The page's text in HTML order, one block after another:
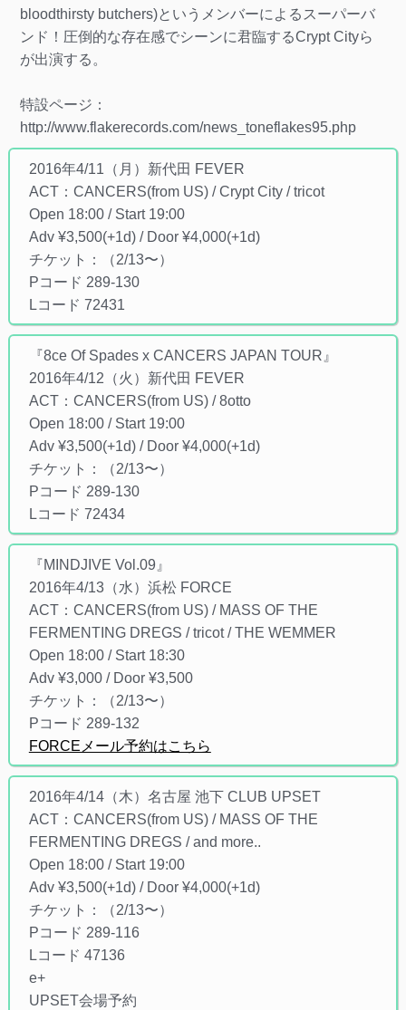
bloodthirsty butchers)というメンバーによるスーパーバ
ンド！圧倒的な存在感でシーンに君臨するCrypt Cityら
が出演する。
特設ページ：
http://www.flakerecords.com/news_toneflakes95.php
2016年4/11（月）新代田 FEVER
ACT：CANCERS(from US) / Crypt City / tricot
Open 18:00 / Start 19:00
Adv ¥3,500(+1d) / Door ¥4,000(+1d)
チケット：（2/13〜）
Pコード 289-130
Lコード 72431
『8ce Of Spades x CANCERS JAPAN TOUR』
2016年4/12（火）新代田 FEVER
ACT：CANCERS(from US) / 8otto
Open 18:00 / Start 19:00
Adv ¥3,500(+1d) / Door ¥4,000(+1d)
チケット：（2/13〜）
Pコード 289-130
Lコード 72434
『MINDJIVE Vol.09』
2016年4/13（水）浜松 FORCE
ACT：CANCERS(from US) / MASS OF THE
FERMENTING DREGS / tricot / THE WEMMER
Open 18:00 / Start 18:30
Adv ¥3,000 / Door ¥3,500
チケット：（2/13〜）
Pコード 289-132
FORCEメール予約はこちら
2016年4/14（木）名古屋 池下 CLUB UPSET
ACT：CANCERS(from US) / MASS OF THE
FERMENTING DREGS / and more..
Open 18:00 / Start 19:00
Adv ¥3,500(+1d) / Door ¥4,000(+1d)
チケット：（2/13〜）
Pコード 289-116
Lコード 47136
e+
UPSET会場予約